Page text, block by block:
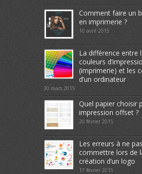
Comment faire un
en imprimerie ?
10 avril 2015
La différence entre
couleurs
(imprimerie) et les
d’un ordinateur
30 mars 2015
Quel papier choisir
impression offset ?
20 février 2015
Les erreurs à ne pas
commettre lors de
création d’un logo
17 février 2015